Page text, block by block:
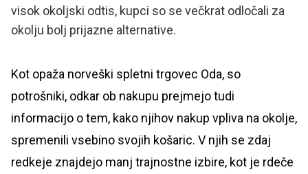
visok okoljski odtis, kupci so se večkrat odločali za
okolju bolj prijazne alternative.
Kot opaža norveški spletni trgovec Oda, so
potrošniki, odkar ob nakupu prejmejo tudi
informacijo o tem, kako njihov nakup vpliva na okolje,
spremenili vsebino svojih košaric. V njih se zdaj
redkeje znajdejo manj trajnostne izbire, kot je rdeče